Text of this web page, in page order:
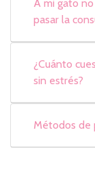
A mi gato
pasar la
¿Cuánto
sin estrés?
Métodos de